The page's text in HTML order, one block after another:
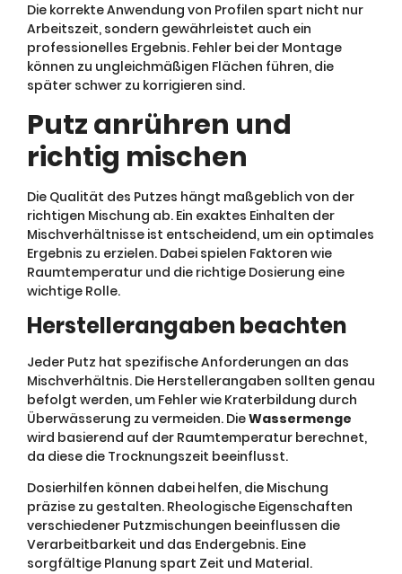
Die korrekte Anwendung von Profilen spart nicht nur
Arbeitszeit, sondern gewährleistet auch ein
professionelles Ergebnis. Fehler bei der Montage
können zu ungleichmäßigen Flächen führen, die
später schwer zu korrigieren sind.
Putz anrühren und
richtig mischen
Die Qualität des Putzes hängt maßgeblich von der
richtigen Mischung ab. Ein exaktes Einhalten der
Mischverhältnisse ist entscheidend, um ein optimales
Ergebnis zu erzielen. Dabei spielen Faktoren wie
Raumtemperatur und die richtige Dosierung eine
wichtige Rolle.
Herstellerangaben beachten
Jeder Putz hat spezifische Anforderungen an das
Mischverhältnis. Die Herstellerangaben sollten genau
befolgt werden, um Fehler wie Kraterbildung durch
Überwässerung zu vermeiden. DieWassermenge
wird basierend auf der Raumtemperatur berechnet,
da diese die Trocknungszeit beeinflusst.
Dosierhilfen können dabei helfen, die Mischung
präzise zu gestalten. Rheologische Eigenschaften
verschiedener Putzmischungen beeinflussen die
Verarbeitbarkeit und das Endergebnis. Eine
sorgfältige Planung spart Zeit und Material.